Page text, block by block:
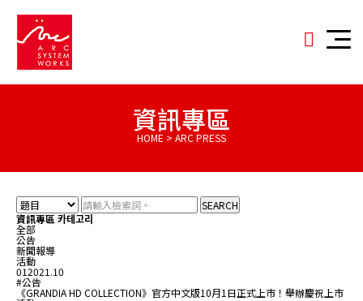
資訊專區
HOME > ARC PRESS
SEARCH
資訊專區 카테고리
全部
公告
新聞報導
活動
012021.10
#公告
《GRANDIA HD COLLECTION》官方中文版10月1日正式上市！舉辦慶祝上市